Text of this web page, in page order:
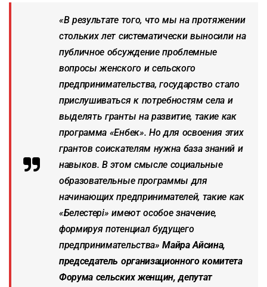
«В результате того, что мы на протяжении
стольких лет систематически выносили на
публичное обсуждение проблемные
вопросы женского и сельского
предпринимательства, государство стало
прислушиваться к потребностям села и
выделять гранты на развитие, такие как
программа «Енбек». Но для освоения этих
грантов соискателям нужна база знаний и
навыков. В этом смысле социальные
образовательные программы для
начинающих предпринимателей, такие как
«Белестерi» имеют особое значение,
формируя потенциал будущего
предпринимательства»Майра Айсина,
председатель организационного комитета
Форума сельских женщин, депутат